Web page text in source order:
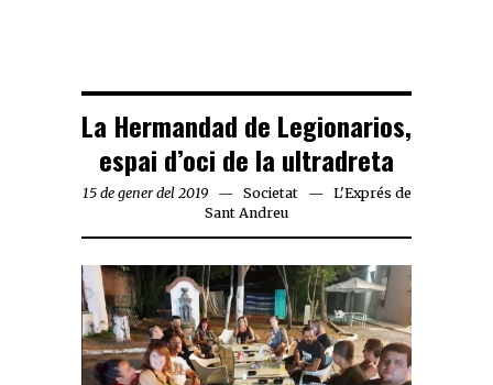
La Hermandad de Legionarios,
espai d’oci de la ultradreta
15 de gener del 2019 Societat
L'Exprés de
Sant Andreu